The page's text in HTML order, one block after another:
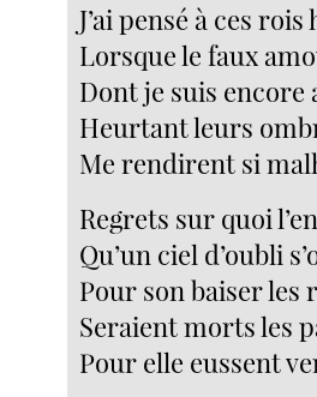
J’ai pensé à ces
Lorsque le faux
Dont je suis encore
Heurtant leurs
Me rendirent si
Regrets sur quoi
Qu’un ciel d’oubli
Pour son baiser les
Seraient morts les
Pour elle eussent